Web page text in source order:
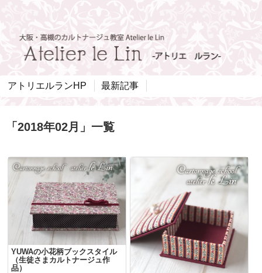
アトリエルランHP 最新記事
「 2018年02月 」 一覧
YUWAの小花柄ブックスタイル
（生徒さまカルトナージュ作
品）